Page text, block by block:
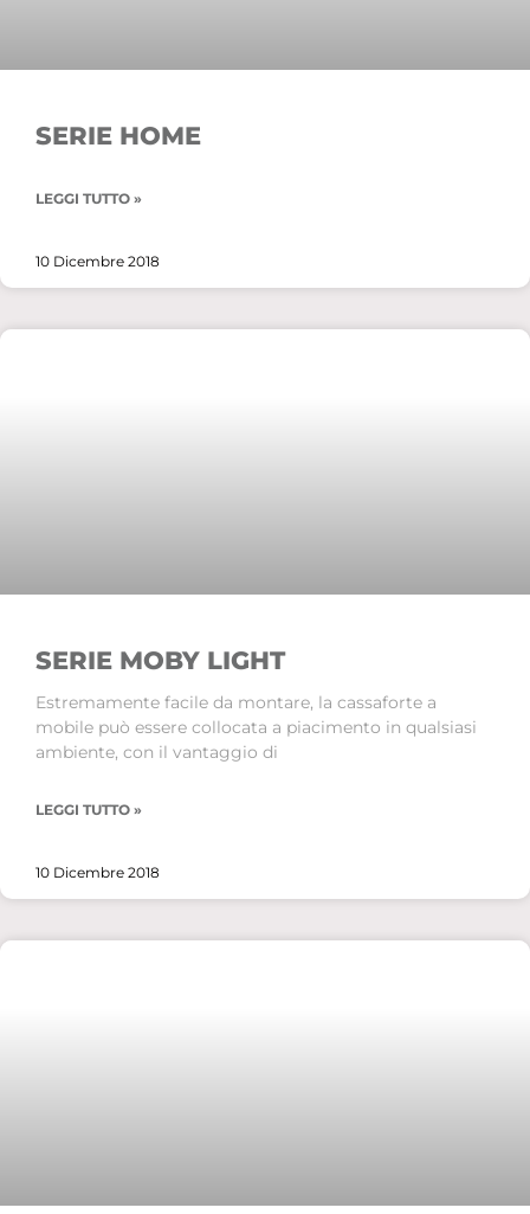
SERIE HOME
LEGGI TUTTO »
10 Dicembre 2018
SERIE MOBY LIGHT
Estremamente facile da montare, la cassaforte a
mobile può essere collocata a piacimento in qualsiasi
ambiente, con il vantaggio di
LEGGI TUTTO »
10 Dicembre 2018